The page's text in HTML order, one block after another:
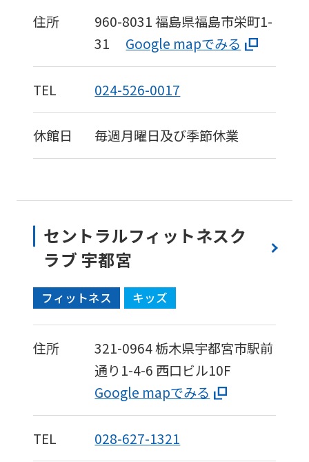
住所 960-8031福島県福島市栄町1-
31
Google mapでみる
TEL 024-526-0017
休館日 毎週月曜日及び季節休業
セントラルフィットネスク
ラブ 宇都宮
フィットネス キッズ
住所 321-0964栃木県宇都宮市駅前
通り1-4-6 西口ビル10F
Google mapでみる
TEL 028-627-1321
link
below
(start
translation)
return
page.
you
use
an
automatic
translation
the